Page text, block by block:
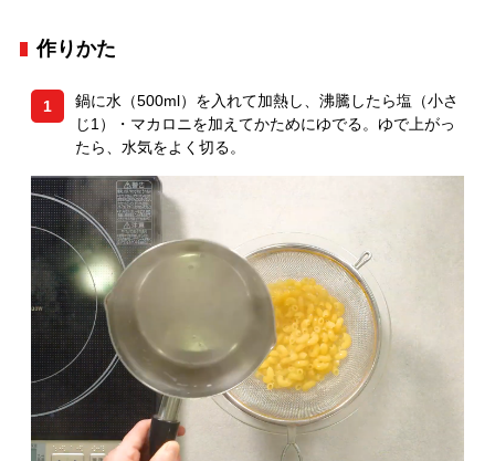
作りかた
1
鍋に水（500ml）を入れて加熱し、沸騰したら塩（小さ
じ1）・マカロニを加えてかためにゆでる。ゆで上がっ
たら、水気をよく切る。